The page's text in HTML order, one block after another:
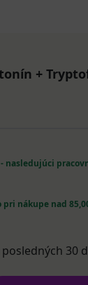
+
nasledujúci
pri nákupe nad
30